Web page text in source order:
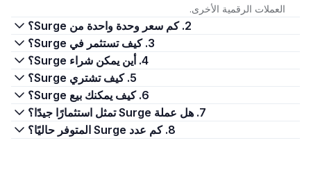
العملات الرقمية الأخرى.
2. كم سعر وحدة واحدة من Surge؟
3. كيف تستثمر في Surge؟
4. أين يمكن شراء Surge؟
5. كيف تشتري Surge؟
6. كيف يمكنك بيع Surge؟
7. هل عملة Surge تمثل استثمارًا جيدًا؟
8. كم عدد Surge المتوفر حاليًا؟